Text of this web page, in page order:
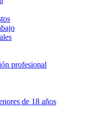
profesional
de 18 años